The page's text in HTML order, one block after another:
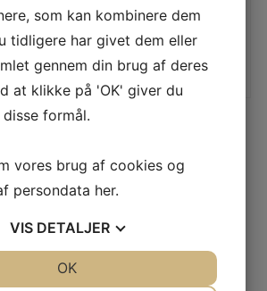
som kan kombinere dem
tidligere har givet dem eller
gennem din brug af deres
at klikke på 'OK' giver du
formål.
vores brug af cookies og
persondata her.
VIS DETALJER
OK